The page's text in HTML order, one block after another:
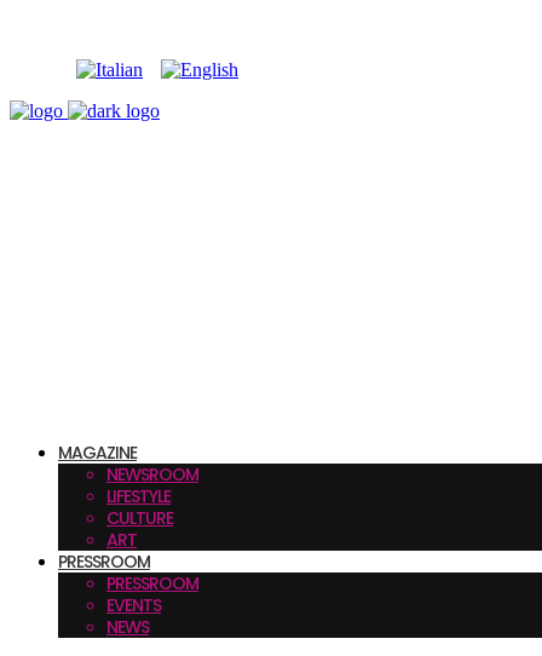
MAGAZINE
NEWSROOM
LIFESTYLE
CULTURE
ART
PRESSROOM
PRESSROOM
EVENTS
NEWS